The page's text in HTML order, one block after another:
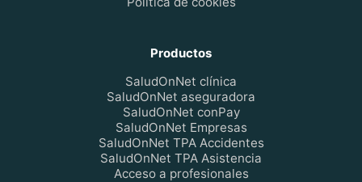
Productos
SaludOnNet clínica
SaludOnNet aseguradora
SaludOnNet conPay
SaludOnNet Empresas
SaludOnNet TPA Accidentes
SaludOnNet TPA Asistencia
Acceso a profesionales